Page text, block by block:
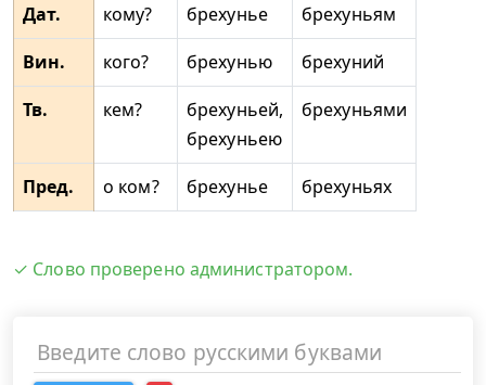
Дат.
кому? брехунье
брехуньям
Вин.
кого? брехунью
брехуний
Тв.
кем?
брехуньей,
брехуньею
брехуньями
Пред. о ком? брехунье брехуньях
✓ Слово проверено администратором.